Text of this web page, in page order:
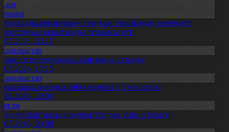
ұрпақтары» грантын тағайындау жөніндегі
қорытынды отырысы өтті
20:11
теміржолшылар марапатталды
17:15
отандық өнім өндірісі 1,5 есе артты
20:06
партиясы кандидаттардың тізімін бекітті
20:08